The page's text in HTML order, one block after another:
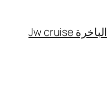
الباخرة Jw cruise